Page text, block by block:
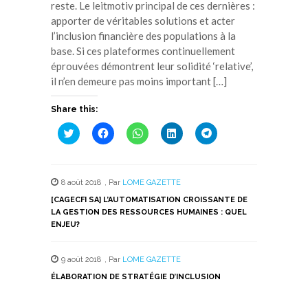
reste. Le leitmotiv principal de ces dernières :
apporter de véritables solutions et acter
l’inclusion financière des populations à la
base. Si ces plateformes continuellement
éprouvées démontrent leur solidité ‘relative’,
il n’en demeure pas moins important […]
Share this:
Cliquez
pour
une
nouvelle
fenêtre)
Cliquez
pour
une
nouvelle
fenêtre)
Cliquez
pour
une
nouvelle
fenêtre)
Cliquez
pour
une
nouvelle
fenêtre)
Cliquez
pour
nouvelle
fenêtre)
8 août 2018 , Par LOME GAZETTE
[CAGECFI SA] L’AUTOMATISATION CROISSANTE DE
LA GESTION DES RESSOURCES HUMAINES : QUEL
ENJEU?
9 août 2018 , Par LOME GAZETTE
ÉLABORATION DE STRATÉGIE D’INCLUSION